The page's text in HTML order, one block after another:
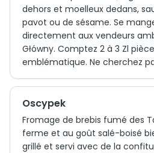
dehors et moelleux dedans,
pavot ou de sésame. Se
directement aux vendeurs
Główny. Comptez 2 à 3 Zl
emblématique. Ne cherchez
Oscypek
Fromage de brebis fumé des
ferme et au goût salé-boisé
grillé et servi avec de la